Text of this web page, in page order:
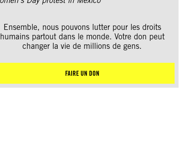
Ensemble, nous pouvons lutter pour les droits
humains partout dans le monde. Votre don peut
changer la vie de millions de gens.
FAIRE UN DON